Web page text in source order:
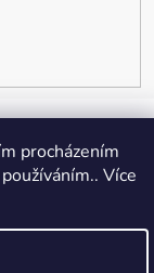
procházením
Více